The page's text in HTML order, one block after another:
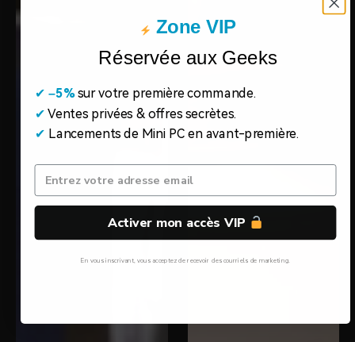
Zone VIP
Réservée aux Geeks
✔ –5%sur votre première commande.
✔ Ventes privées & offres secrètes.
✔ Lancements de Mini PC en avant-première.
Activer mon accès VIP
En vous inscrivant, vous acceptez de recevoir des courriels de marketing.